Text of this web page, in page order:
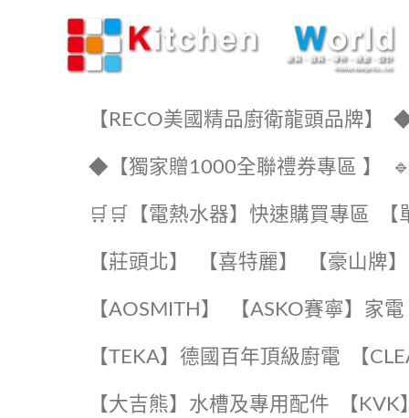
【RECO美國精品廚衛龍頭品牌】 ◆
◆【獨家贈1000全聯禮券專區 】
🛒🛒【電熱水器】快速購買專區
【莊頭北】 【喜特麗】 【豪山牌】
【AOSMITH】 【ASKO賽寧】家電
️【TEKA】️德國百年頂級廚電 【
【大吉熊】水槽及專用配件 【